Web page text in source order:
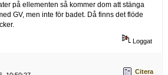
på ellementen så kommer dom att stänga
GV, men inte för badet. Då finns det flöde
Loggat
Citera